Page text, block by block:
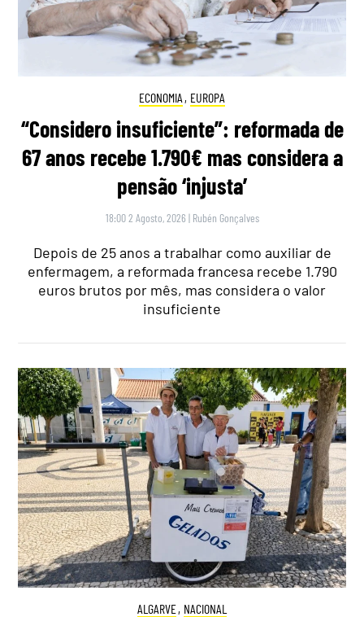
ECONOMIA , EUROPA
“Considero insuficiente”: reformada de
67 anos recebe 1.790€ mas considera a
pensão ‘injusta’
18:00 2 Agosto, 2026 | Rubén Gonçalves
Depois de 25 anos a trabalhar como auxiliar de
enfermagem, a reformada francesa recebe 1.790
euros brutos por mês, mas considera o valor
insuficiente
ALGARVE, NACIONAL